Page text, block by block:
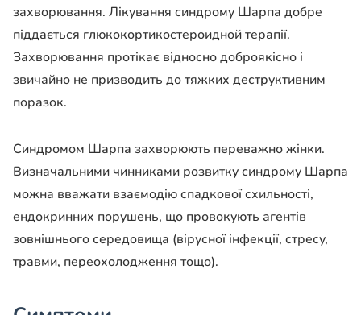
захворювання. Лікування синдрому Шарпа добре
піддається глюкокортикостероидной терапії.
Захворювання протікає відносно доброякісно і
звичайно не призводить до тяжких деструктивним
поразок.
Синдромом Шарпа захворюють переважно жінки.
Визначальними чинниками розвитку синдрому Шарпа
можна вважати взаємодію спадкової схильності,
ендокринних порушень, що провокують агентів
зовнішнього середовища (вірусної інфекції, стресу,
травми, переохолодження тощо).